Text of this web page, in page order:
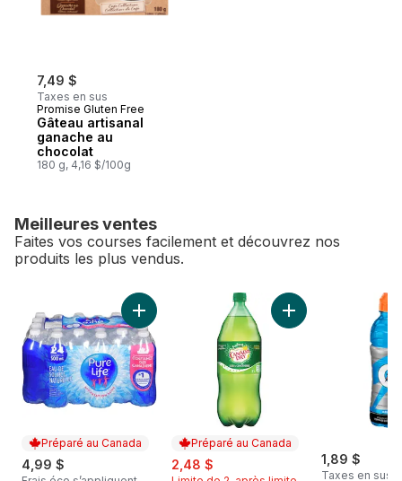
7,49 $
Taxes en sus
Promise Gluten Free
Gâteau artisanal
ganache au
chocolat
180 g, 4,16 $/100g
Meilleures ventes
Faites vos courses facilement et découvrez nos
produits les plus vendus.
sauter Meilleures ventes
Préparé au Canada
4,99 $
Ajouter Eau de source naturelle au panier
Préparé au Canada
sale:
2,48 $
Ajouter Soda
1,89 $
Taxes en sus,